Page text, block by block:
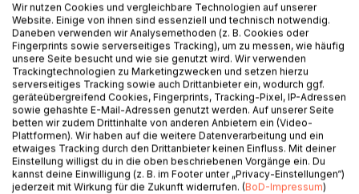
Auf die Merkliste
Titel bewerten
BESCHREIBUNG
Wir nutzen Cookies und vergleichbare Technologien auf unserer
Website. Einige von ihnen sind essenziell und technisch notwendig.
Daneben verwenden wir Analysemethoden (z. B. Cookies oder
Fingerprints sowie serverseitiges Tracking), um zu messen, wie häufig
unsere Seite besucht und wie sie genutzt wird. Wir verwenden
Trackingtechnologien zu Marketingzwecken und setzen hierzu
serverseitiges Tracking sowie auch Drittanbieter ein, wodurch ggf.
geräteübergreifend Cookies, Fingerprints, Tracking-Pixel, IP-Adressen
sowie gehashte E-Mail-Adressen genutzt werden. Auf unserer Seite
betten wir zudem Drittinhalte von anderen Anbietern ein (Video-
Plattformen). Wir haben auf die weitere Datenverarbeitung und ein
etwaiges Tracking durch den Drittanbieter keinen Einfluss. Mit deiner
Einstellung willigst du in die oben beschriebenen Vorgänge ein. Du
kannst deine Einwilligung (z. B. im Footer unter „Privacy-Einstellungen“)
jederzeit mit Wirkung für die Zukunft widerrufen. (BoD-Impressum)